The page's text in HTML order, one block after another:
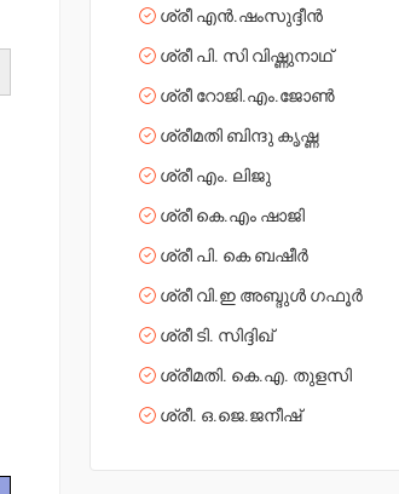
ശ്രീ എൻ.ഷംസുദ്ദീൻ
ശ്രീ പി. സി വിഷ്ണുനാഥ്
ശ്രീ റോജി.എം.ജോൺ
ശ്രീമതി ബിന്ദു കൃഷ്ണ
ശ്രീ എം. ലിജു
ശ്രീ കെ.എം ഷാജി
ശ്രീ പി. കെ ബഷീർ
ശ്രീ വി.ഇ അബ്ദുൾ ഗഫൂർ
ശ്രീ ടി. സിദ്ദിഖ്
ശ്രീമതി. കെ.എ. തുളസി
ശ്രീ. ഒ.ജെ.ജനീഷ്